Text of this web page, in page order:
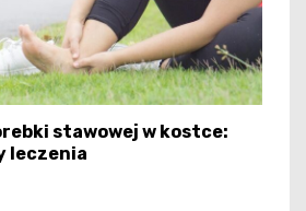
stawowej w kostce:
leczenia